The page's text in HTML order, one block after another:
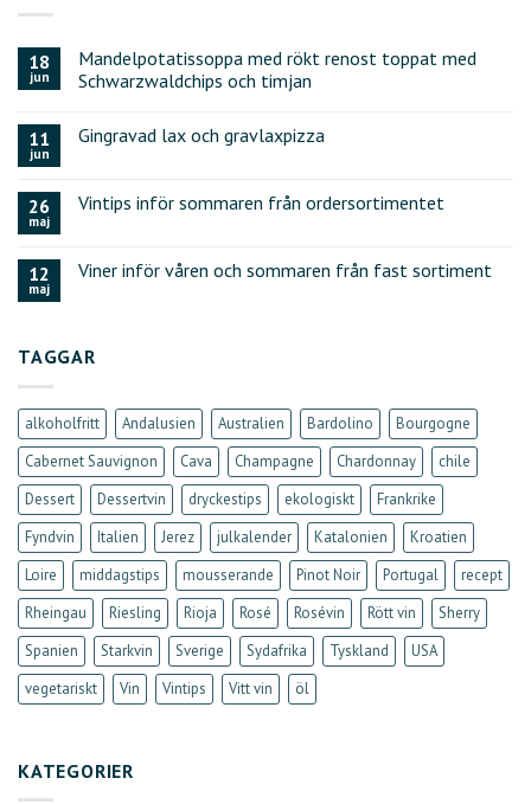
18
jun
Mandelpotatissoppa med rökt renost toppat med
Schwarzwaldchips och timjan
11
jun
Gingravad lax och gravlaxpizza
26
maj
Vintips inför sommaren från ordersortimentet
12
maj
Viner inför våren och sommaren från fast sortiment
TAGGAR
alkoholfritt Andalusien Australien Bardolino
Bourgogne
Cabernet Sauvignon
Cava Champagne Chardonnay
chile
Dessert
Dessertvin dryckestips ekologiskt
Frankrike
Fyndvin
Italien Jerez julkalender Katalonien
Kroatien
Loire
middagstips mousserande Pinot Noir Portugal
recept
Rheingau
Riesling Rioja Rosé Rosévin Rött vin
Sherry
Spanien
Starkvin Sverige Sydafrika Tyskland
USA
vegetariskt
Vin Vintips Vitt vin öl
KATEGORIER